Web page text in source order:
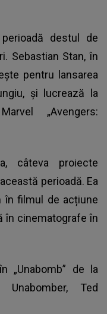
destul de
Sebastian Stan, în
pentru lansarea
și lucrează la
„Avengers:
câteva proiecte
perioadă. Ea
în filmul de acțiune
în cinematografe în
„Unabomb” de la
Ted